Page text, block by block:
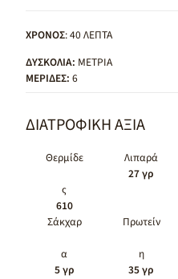
ΧΡΟΝΟΣ: 40 ΛΕΠΤΑ
ΔΥΣΚΟΛΙΑ: ΜΕΤΡΙΑ
ΜΕΡΙΔΕΣ: 6
ΔΙΑΤΡΟΦΙΚΗ ΑΞΙΑ
Θερμίδε
ς
610
Λιπαρά
27 γρ
Σάκχαρ
α
5 γρ
Πρωτείν
η
35 γρ